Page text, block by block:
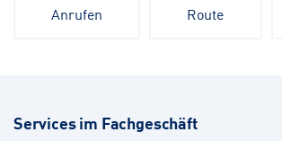
Anrufen Route
Services im Fachgeschäft